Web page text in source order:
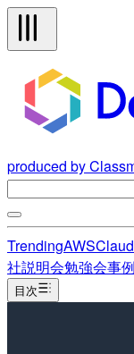
produced by
TrendingAWS
社説明会勉強会事例
目次